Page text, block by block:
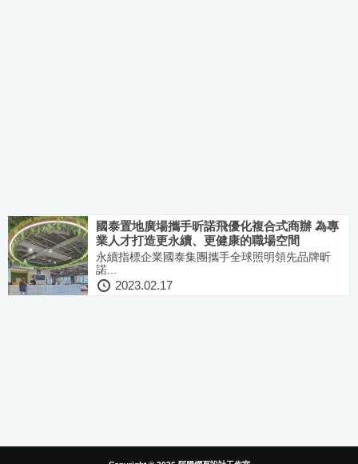
國泰置地廣場攜手昕諾飛優化複合式商辦 為專
業人才打造更永續、更健康的職場空間
永續指標企業國泰集團攜手全球照明領先品牌昕
諾...
2023.02.17